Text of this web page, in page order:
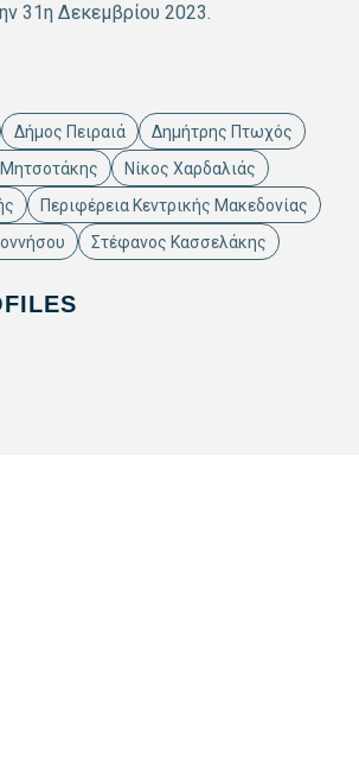
31η Δεκεμβρίου 2023.
Δήμος Πειραιά
Δημήτρης Πτωχός
Μητσοτάκης
Νίκος Χαρδαλιάς
Περιφέρεια Κεντρικής Μακεδονίας
Στέφανος Κασσελάκης